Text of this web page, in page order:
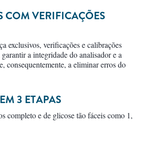
COM VERIFICAÇÕES
exclusivos, verificações e calibrações
a integridade do analisador e a
consequentemente, a eliminar erros do
3 ETAPAS
completo e de glicose tão fáceis como 1,